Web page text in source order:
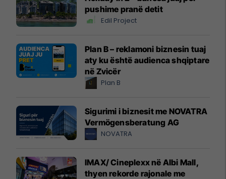
pushime pranë detit
Edil Project
Plan B – reklamoni biznesin tuaj
aty ku është audienca shqiptare
në Zvicër
Plan B
Sigurimi i biznesit me NOVATRA
Vermögensberatung AG
NOVATRA
IMAX/ Cineplexx në Albi Mall,
thyen rekorde rajonale me